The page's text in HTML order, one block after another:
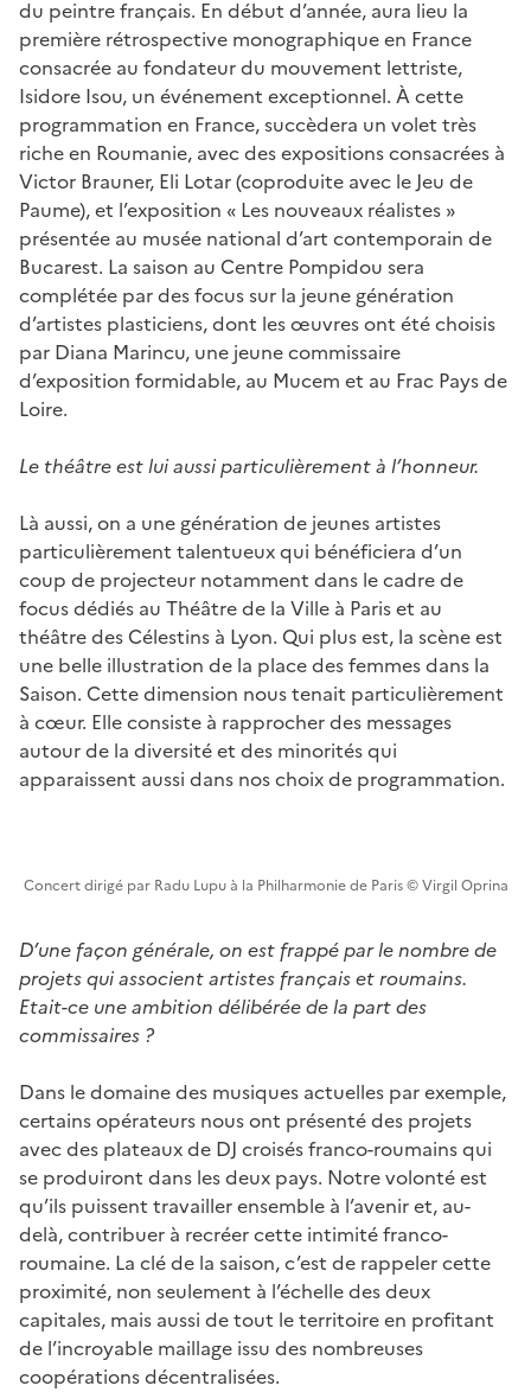
du peintre français. En début d’année, aura lieu la
première rétrospective monographique en France
consacrée au fondateur du mouvement lettriste,
Isidore Isou, un événement exceptionnel. À cette
programmation en France, succèdera un volet très
riche en Roumanie, avec des expositions consacrées à
Victor Brauner, Eli Lotar (coproduite avec le Jeu de
Paume), et l’exposition « Les nouveaux réalistes »
présentée au musée national d’art contemporain de
Bucarest. La saison au Centre Pompidou sera
complétée par des focus sur la jeune génération
d’artistes plasticiens, dont les œuvres ont été choisis
par Diana Marincu, une jeune commissaire
d’exposition formidable, au Mucem et au Frac Pays de
Loire.
Le théâtre est lui aussi particulièrement à l’honneur.
Là aussi, on a une génération de jeunes artistes
particulièrement talentueux qui bénéficiera d’un
coup de projecteur notamment dans le cadre de
focus dédiés au Théâtre de la Ville à Paris et au
théâtre des Célestins à Lyon. Qui plus est, la scène est
une belle illustration de la place des femmes dans la
Saison. Cette dimension nous tenait particulièrement
à cœur. Elle consiste à rapprocher des messages
autour de la diversité et des minorités qui
apparaissent aussi dans nos choix de programmation.
Concert dirigé par Radu Lupu à la Philharmonie de Paris © Virgil Oprina
D’une façon générale, on est frappé par le nombre de
projets qui associent artistes français et roumains.
Etait-ce une ambition délibérée de la part des
commissaires ?
Dans le domaine des musiques actuelles par exemple,
certains opérateurs nous ont présenté des projets
avec des plateaux de DJ croisés franco-roumains qui
se produiront dans les deux pays. Notre volonté est
qu’ils puissent travailler ensemble à l’avenir et, au-
delà, contribuer à recréer cette intimité franco-
roumaine. La clé de la saison, c’est de rappeler cette
proximité, non seulement à l’échelle des deux
capitales, mais aussi de tout le territoire en profitant
de l’incroyable maillage issu des nombreuses
coopérations décentralisées.